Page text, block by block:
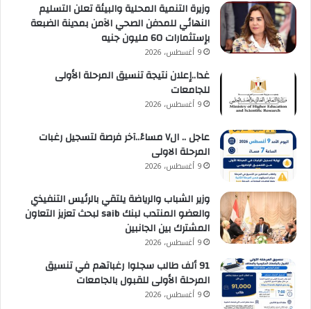
وزيرة التنمية المحلية والبيئة تعلن التسليم
النهائي للمدفن الصحي الآمن بمدينة الضبعة
بإستثمارات 60 مليون جنيه
9 أغسطس، 2026
غدا..إعلان نتيجة تنسيق المرحلة الأولى
للجامعات
9 أغسطس، 2026
عاجل .. ال٧ مساءً..آخر فرصة لتسجيل رغبات
المرحلة الاولى
9 أغسطس، 2026
وزير الشباب والرياضة يلتقي بالرئيس التنفيذي
والعضو المنتدب لبنك saib لبحث تعزيز التعاون
المشترك بين الجانبين
9 أغسطس، 2026
91 ألف طالب سجلوا رغباتهم في تنسيق
المرحلة الأولى للقبول بالجامعات
9 أغسطس، 2026